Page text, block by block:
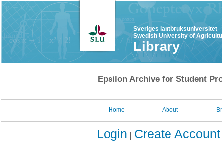
Sveriges lantbruksuniversitet
Swedish University of
Library
Epsilon Archive for Student
Home About
Login Create Account